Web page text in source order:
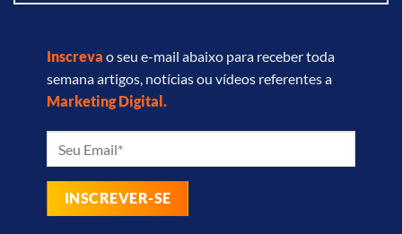
Inscreva o seu e-mail abaixo para receber toda
semana artigos, notícias ou vídeos referentes a
Marketing Digital.